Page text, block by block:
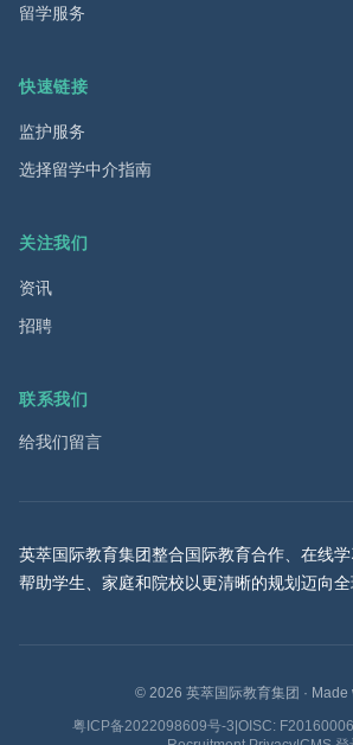
留学服务
快速链接
监护服务
选择留学中介指南
关注我们
资讯
招聘
联系我们
给我们留言
英萃国际教育集团整合国际教育合作、在线学
帮助学生、家庭和院校以更清晰的规划迈向全
© 2026 英萃国际教育集团 ·
粤ICP备2022098609号-3 OISC: